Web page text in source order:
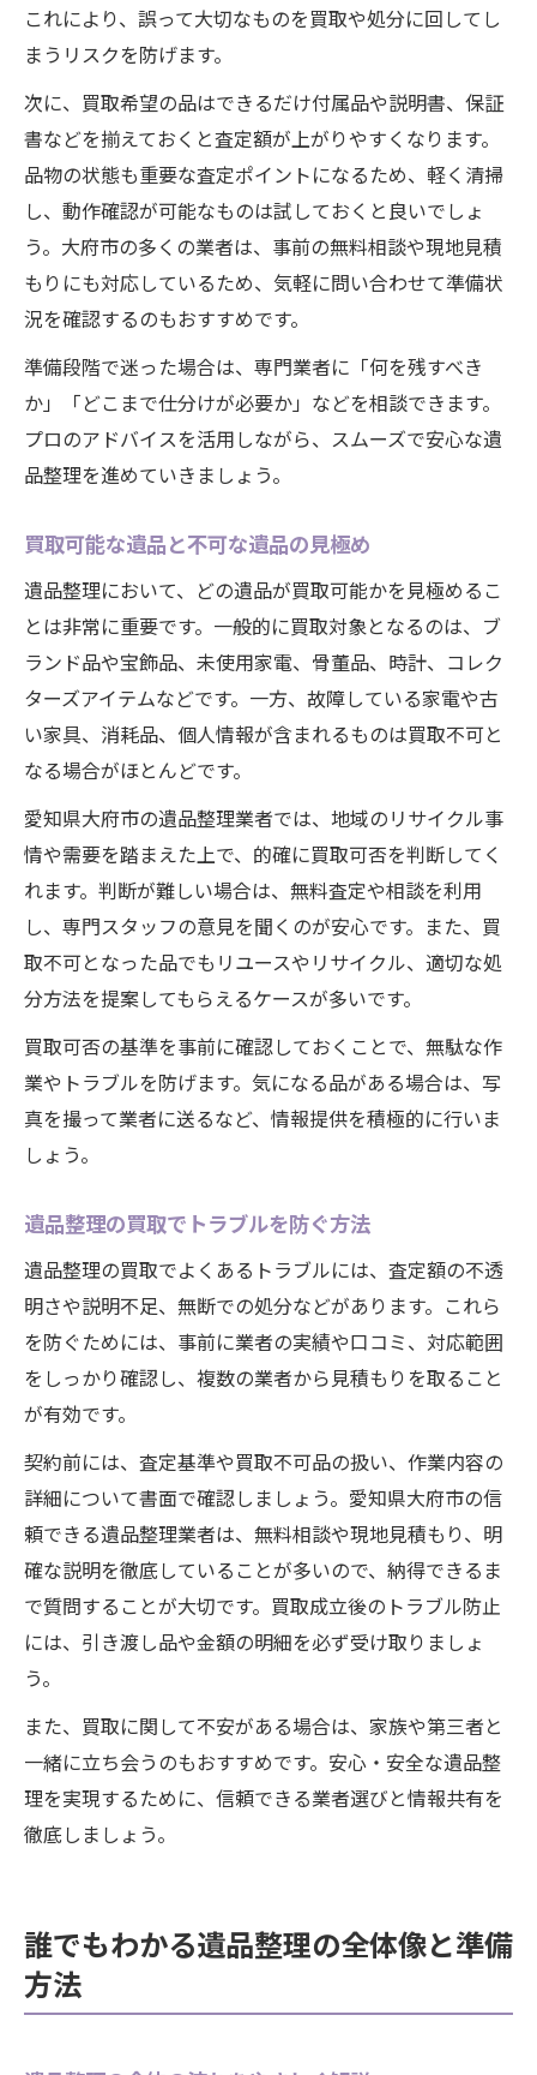
これにより、誤って大切なものを買取や処分に回してし
まうリスクを防げます。
次に、買取希望の品はできるだけ付属品や説明書、保証
書などを揃えておくと査定額が上がりやすくなります。
品物の状態も重要な査定ポイントになるため、軽く清掃
し、動作確認が可能なものは試しておくと良いでしょ
う。大府市の多くの業者は、事前の無料相談や現地見積
もりにも対応しているため、気軽に問い合わせて準備状
況を確認するのもおすすめです。
準備段階で迷った場合は、専門業者に「何を残すべき
か」「どこまで仕分けが必要か」などを相談できます。
プロのアドバイスを活用しながら、スムーズで安心な遺
品整理を進めていきましょう。
買取可能な遺品と不可な遺品の見極め
遺品整理において、どの遺品が買取可能かを見極めるこ
とは非常に重要です。一般的に買取対象となるのは、ブ
ランド品や宝飾品、未使用家電、骨董品、時計、コレク
ターズアイテムなどです。一方、故障している家電や古
い家具、消耗品、個人情報が含まれるものは買取不可と
なる場合がほとんどです。
愛知県大府市の遺品整理業者では、地域のリサイクル事
情や需要を踏まえた上で、的確に買取可否を判断してく
れます。判断が難しい場合は、無料査定や相談を利用
し、専門スタッフの意見を聞くのが安心です。また、買
取不可となった品でもリユースやリサイクル、適切な処
分方法を提案してもらえるケースが多いです。
買取可否の基準を事前に確認しておくことで、無駄な作
業やトラブルを防げます。気になる品がある場合は、写
真を撮って業者に送るなど、情報提供を積極的に行いま
しょう。
遺品整理の買取でトラブルを防ぐ方法
遺品整理の買取でよくあるトラブルには、査定額の不透
明さや説明不足、無断での処分などがあります。これら
を防ぐためには、事前に業者の実績や口コミ、対応範囲
をしっかり確認し、複数の業者から見積もりを取ること
が有効です。
契約前には、査定基準や買取不可品の扱い、作業内容の
詳細について書面で確認しましょう。愛知県大府市の信
頼できる遺品整理業者は、無料相談や現地見積もり、明
確な説明を徹底していることが多いので、納得できるま
で質問することが大切です。買取成立後のトラブル防止
には、引き渡し品や金額の明細を必ず受け取りましょ
う。
また、買取に関して不安がある場合は、家族や第三者と
一緒に立ち会うのもおすすめです。安心・安全な遺品整
理を実現するために、信頼できる業者選びと情報共有を
徹底しましょう。
誰でもわかる遺品整理の全体像と準備
方法